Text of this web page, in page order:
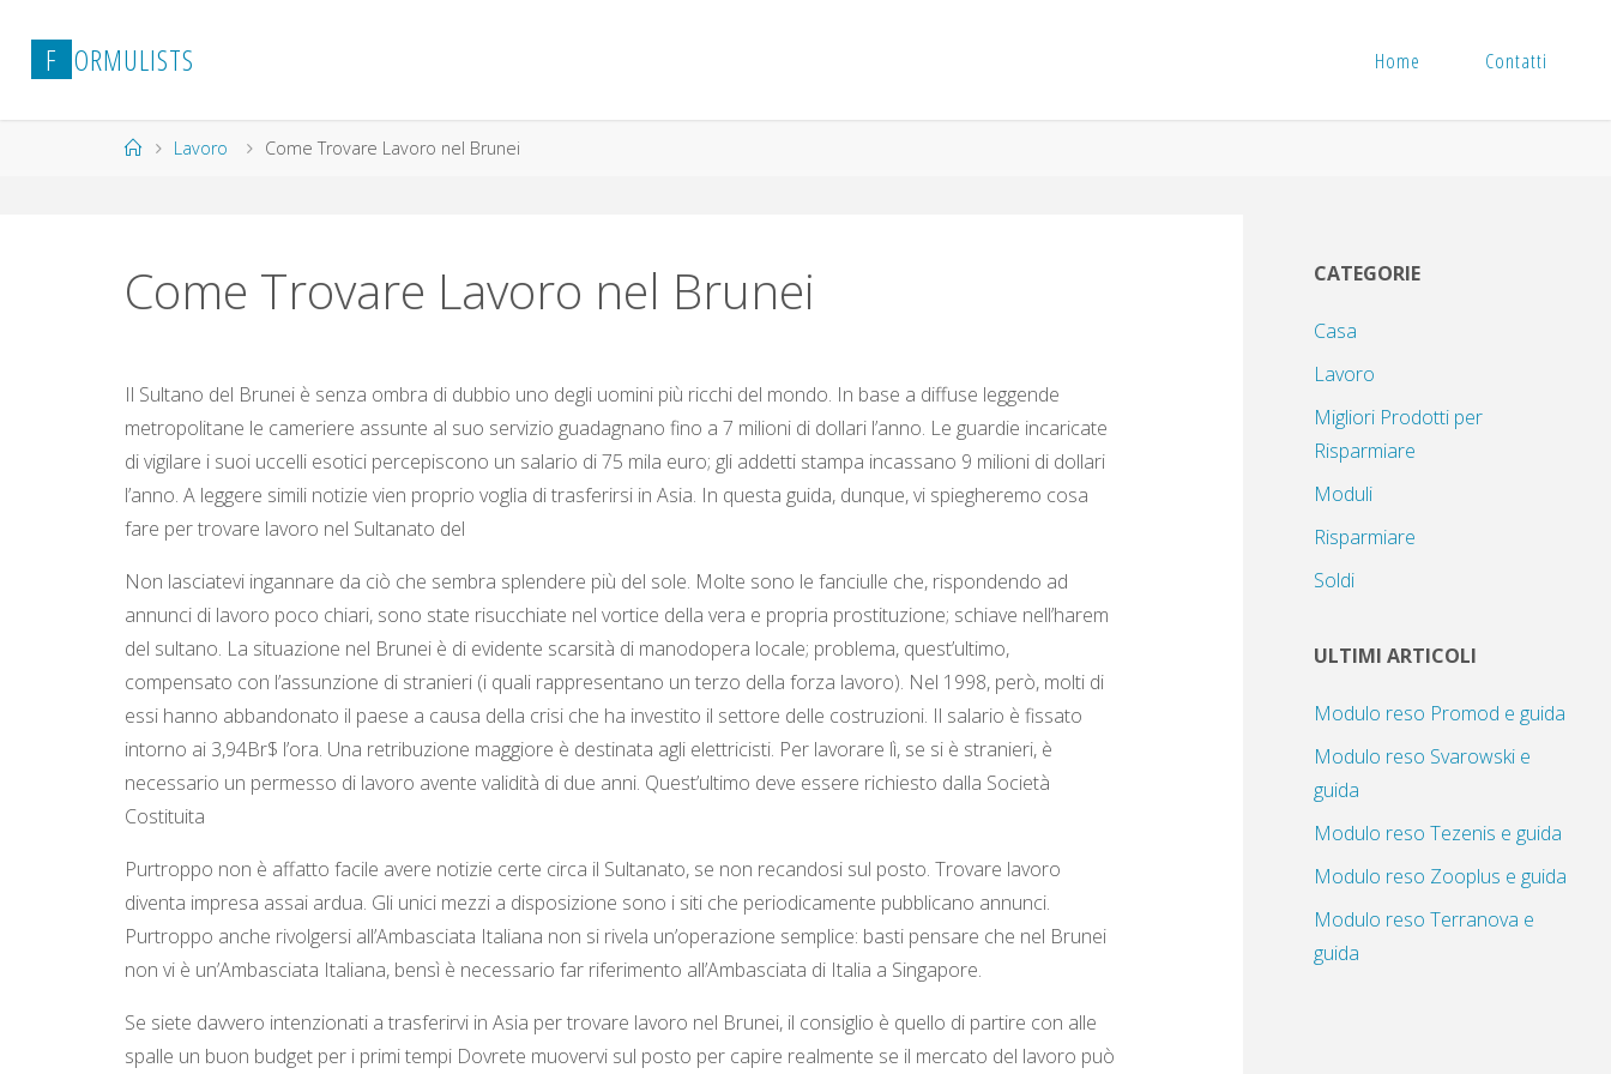
contenuto
F ORMULISTS Home Contatti
HomeLavoro Come Trovare Lavoro nel Brunei
Come Trovare Lavoro nel Brunei
Il Sultano del Brunei è senza ombra di dubbio uno degli uomini più ricchi del mondo. In base a diffuse leggende
metropolitane le cameriere assunte al suo servizio guadagnano fino a 7 milioni di dollari l’anno. Le guardie incaricate
di vigilare i suoi uccelli esotici percepiscono un salario di 75 mila euro; gli addetti stampa incassano 9 milioni di dollari
l’anno. A leggere simili notizie vien proprio voglia di trasferirsi in Asia. In questa guida, dunque, vi spiegheremo cosa
fare per trovare lavoro nel Sultanato del
Non lasciatevi ingannare da ciò che sembra splendere più del sole. Molte sono le fanciulle che, rispondendo ad
annunci di lavoro poco chiari, sono state risucchiate nel vortice della vera e propria prostituzione; schiave nell’harem
del sultano. La situazione nel Brunei è di evidente scarsità di manodopera locale; problema, quest’ultimo,
compensato con l’assunzione di stranieri (i quali rappresentano un terzo della forza lavoro). Nel 1998, però, molti di
essi hanno abbandonato il paese a causa della crisi che ha investito il settore delle costruzioni. Il salario è fissato
intorno ai 3,94Br$ l’ora. Una retribuzione maggiore è destinata agli elettricisti. Per lavorare lì, se si è stranieri, è
necessario un permesso di lavoro avente validità di due anni. Quest’ultimo deve essere richiesto dalla Società
Costituita
Purtroppo non è affatto facile avere notizie certe circa il Sultanato, se non recandosi sul posto. Trovare lavoro
diventa impresa assai ardua. Gli unici mezzi a disposizione sono i siti che periodicamente pubblicano annunci.
Purtroppo anche rivolgersi all’Ambasciata Italiana non si rivela un’operazione semplice: basti pensare che nel Brunei
non vi è un’Ambasciata Italiana, bensì è necessario far riferimento all’Ambasciata di Italia a Singapore.
Se siete davvero intenzionati a trasferirvi in Asia per trovare lavoro nel Brunei, il consiglio è quello di partire con alle
spalle un buon budget per i primi tempi Dovrete muovervi sul posto per capire realmente se il mercato del lavoro può
CATEGORIE
Casa
Lavoro
Migliori Prodotti per
Risparmiare
Moduli
Risparmiare
Soldi
ULTIMI ARTICOLI
Modulo reso Promod e guida
Modulo reso Svarowski e
guida
Modulo reso Tezenis e guida
Modulo reso Zooplus e guida
Modulo reso Terranova e
guida